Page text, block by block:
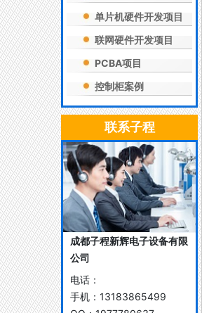
单片机硬件开发项目
联网硬件开发项目
PCBA项目
控制柜案例
联系子程
成都子程新辉电子设备有限
公司
电话：
手机： 13183865499